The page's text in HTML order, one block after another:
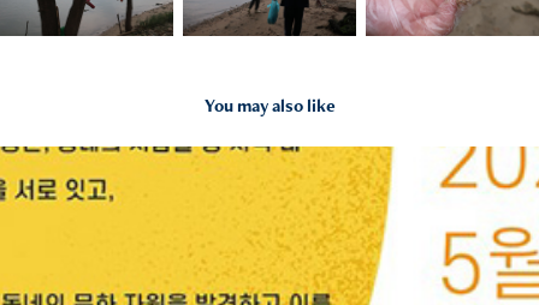
You may also like